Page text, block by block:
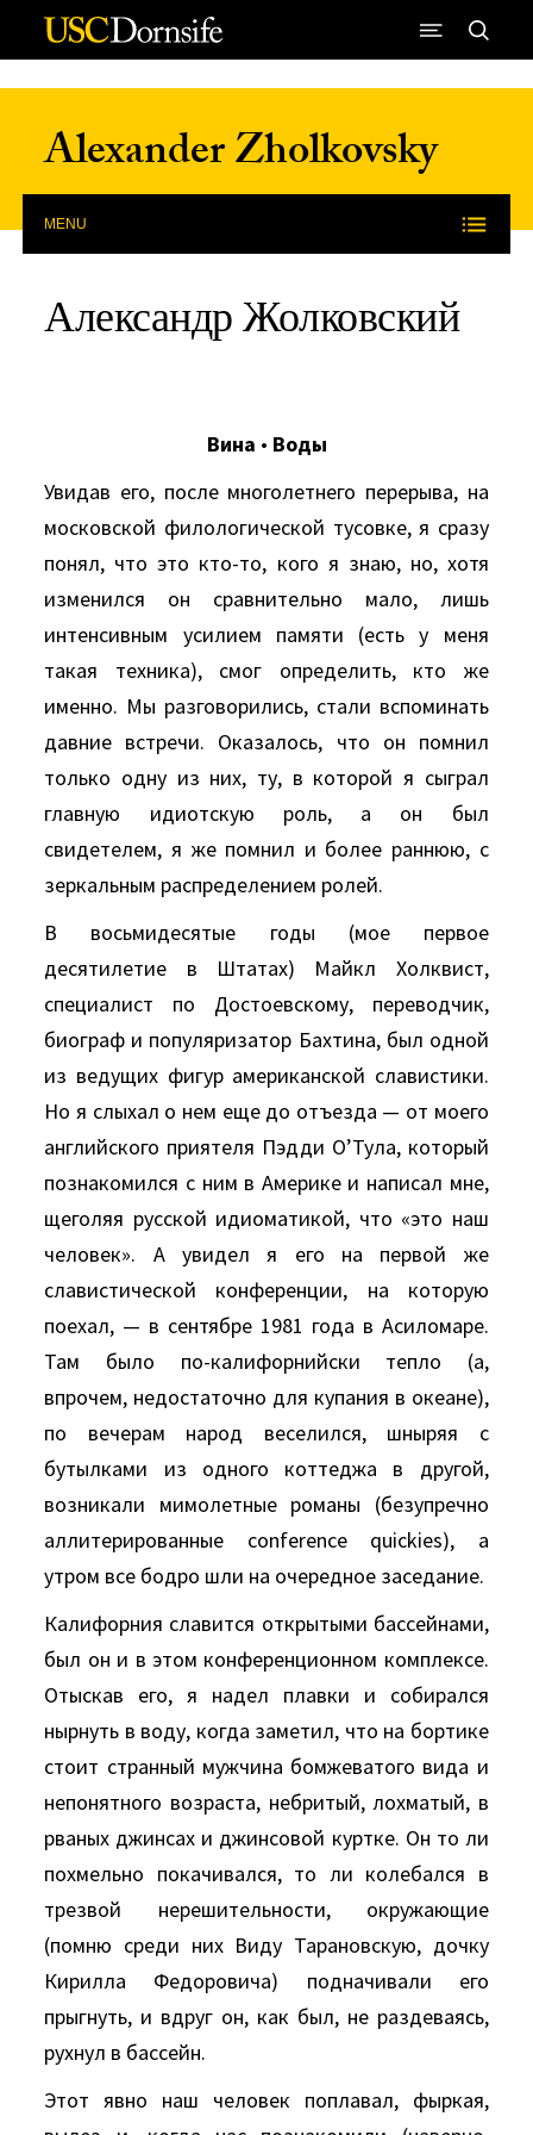
Skip to Content
Alexander Zholkovsky
MENU
Александр Жолковский
Вина • Воды
Увидав его, после многолетнего перерыва, на
московской филологической тусовке, я сразу
понял, что это кто-то, кого я знаю, но, хотя
изменился он сравнительно мало, лишь
интенсивным усилием памяти (есть у меня
такая техника), смог определить, кто же
именно. Мы разговорились, стали вспоминать
давние встречи. Оказалось, что он помнил
только одну из них, ту, в которой я сыграл
главную идиотскую роль, а он был
свидетелем, я же помнил и более раннюю, с
зеркальным распределением ролей.
В восьмидесятые годы (мое первое
десятилетие в Штатах) Майкл Холквист,
специалист по Достоевскому, переводчик,
биограф и популяризатор Бахтина, был одной
из ведущих фигур американской славистики.
Но я слыхал о нем еще до отъезда — от моего
английского приятеля Пэдди О’Тула, который
познакомился с ним в Америке и написал мне,
щеголяя русской идиоматикой, что «это наш
человек». А увидел я его на первой же
славистической конференции, на которую
поехал, — в сентябре 1981 года в Асиломаре.
Там было по-калифорнийски тепло (а,
впрочем, недостаточно для купания в океане),
по вечерам народ веселился, шныряя с
бутылками из одного коттеджа в другой,
возникали мимолетные романы (безупречно
аллитерированные conference quickies), а
утром все бодро шли на очередное заседание.
Калифорния славится открытыми бассейнами,
был он и в этом конференционном комплексе.
Отыскав его, я надел плавки и собирался
нырнуть в воду, когда заметил, что на бортике
стоит странный мужчина бомжеватого вида и
непонятного возраста, небритый, лохматый, в
рваных джинсах и джинсовой куртке. Он то ли
похмельно покачивался, то ли колебался в
трезвой нерешительности, окружающие
(помню среди них Виду Тарановскую, дочку
Кирилла Федоровича) подначивали его
прыгнуть, и вдруг он, как был, не раздеваясь,
рухнул в бассейн.
Этот явно наш человек поплавал, фыркая,